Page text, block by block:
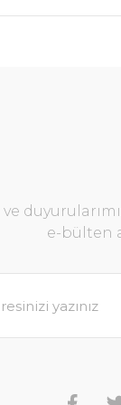
e-bülten